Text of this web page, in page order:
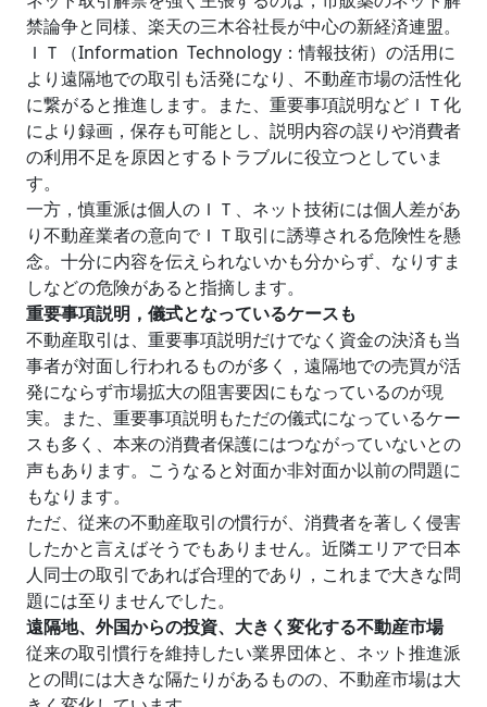
禁論争と同様、楽天の三木谷社長が中心の新経済連盟。
ＩＴ（Information Technology：情報技術）の活用に
より遠隔地での取引も活発になり、不動産市場の活性化
に繋がると推進します。また、重要事項説明などＩＴ化
により録画，保存も可能とし、説明内容の誤りや消費者
の利用不足を原因とするトラブルに役立つとしていま
す。
一方，慎重派は個人のＩＴ、ネット技術には個人差があ
り不動産業者の意向でＩＴ取引に誘導される危険性を懸
念。十分に内容を伝えられないかも分からず、なりすま
しなどの危険があると指摘します。
重要事項説明，儀式となっているケースも
不動産取引は、重要事項説明だけでなく資金の決済も当
事者が対面し行われるものが多く，遠隔地での売買が活
発にならず市場拡大の阻害要因にもなっているのが現
実。また、重要事項説明もただの儀式になっているケー
スも多く、本来の消費者保護にはつながっていないとの
声もあります。こうなると対面か非対面か以前の問題に
もなります。
ただ、従来の不動産取引の慣行が、消費者を著しく侵害
したかと言えばそうでもありません。近隣エリアで日本
人同士の取引であれば合理的であり，これまで大きな問
題には至りませんでした。
遠隔地、外国からの投資、大きく変化する不動産市場
従来の取引慣行を維持したい業界団体と、ネット推進派
との間には大きな隔たりがあるものの、不動産市場は大